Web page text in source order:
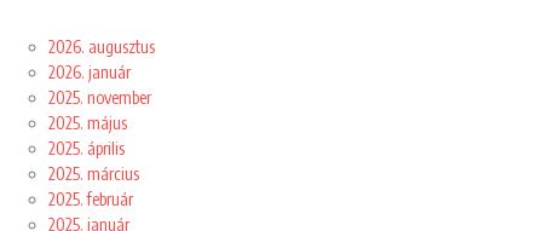
2026. augusztus
2026. január
2025. november
2025. május
2025. április
2025. március
2025. február
2025. január